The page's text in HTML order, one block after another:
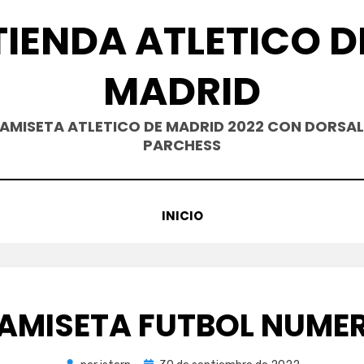
ATLETICO
MADRID
ATLETICO DE MADRID 2022 CON
PARCHESS
INICIO
FUTBOL